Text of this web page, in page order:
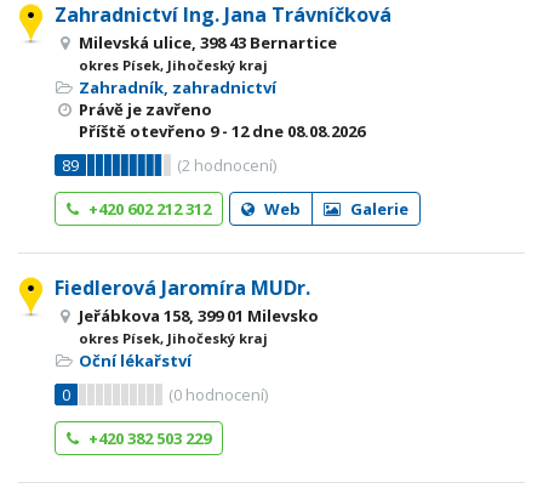
Zahradnictví Ing. Jana Trávníčková
Milevská ulice, 398 43 Bernartice
okres Písek, Jihočeský kraj
Zahradník, zahradnictví
Právě je zavřeno
Příště otevřeno 9 - 12dne 08.08.2026
89
(2 hodnocení)
+420 602 212 312
Web Galerie
Fiedlerová Jaromíra MUDr.
Jeřábkova 158, 399 01 Milevsko
okres Písek, Jihočeský kraj
Oční lékařství
0
(0 hodnocení)
+420 382 503 229